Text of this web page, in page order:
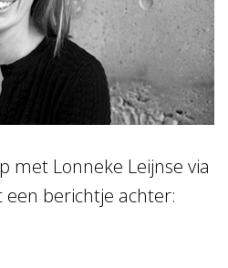
met Lonneke Leijnse via
een berichtje achter: